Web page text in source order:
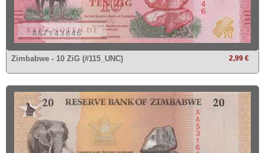
2,99 €
Zimbabwe - 10 ZiG (#115_UNC)